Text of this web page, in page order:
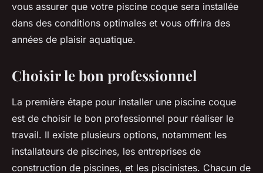
vous assurer que votre piscine coque sera installée
dans des conditions optimales et vous offrira des
années de plaisir aquatique.
Choisir le bon professionnel
La première étape pour installer une piscine coque
est de choisir le bon professionnel pour réaliser le
travail. Il existe plusieurs options, notamment les
installateurs de piscines, les entreprises de
construction de piscines, et les piscinistes. Chacun de